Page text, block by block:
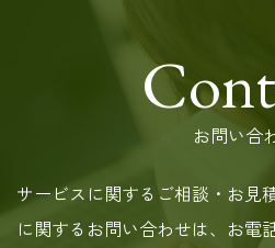
お問い合
サービスに関するご相談・お見
に関するお問い合わせは、お電